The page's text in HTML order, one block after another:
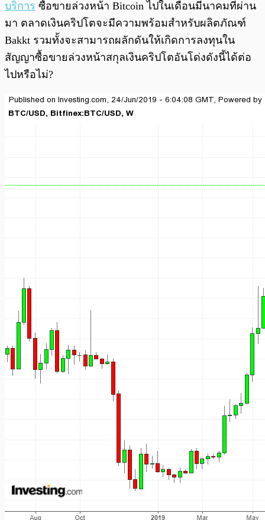
บริการ ซื้อขายล่วงหน้า Bitcoin ไปในเดือนมีนาคมที่ผ่าน
มา ตลาดเงินคริปโตจะมีความพร้อมสำหรับผลิตภัณฑ์
Bakkt รวมทั้งจะสามารถผลักดันให้เกิดการลงทุนใน
สัญญาซื้อขายล่วงหน้าสกุลเงินคริปโตอันโด่งดังนี้ได้ต่อ
ไปหรือไม่?